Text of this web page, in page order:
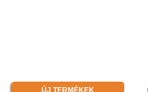
ÚJ TERMÉKEK